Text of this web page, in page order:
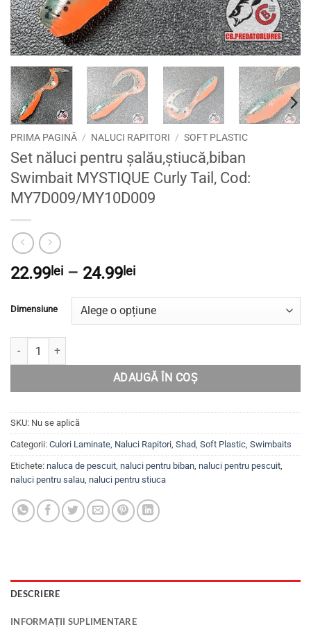
PRIMA PAGINĂ / NALUCI RAPITORI / SOFT PLASTIC
Set năluci pentru șalău,știucă,biban
Swimbait MYSTIQUE Curly Tail, Cod:
MY7D009/MY10D009
22.99lei – 24.99leiInterval
prețuri:
22.99lei
24.99lei
Dimensiune
Cantitate Set năluci pentru șalău,știucă,biban Swimbait MYSTIQUE
ADAUGĂ ÎN COȘ
SKU: Nu se aplică
Categorii: Culori Laminate, Naluci Rapitori, Shad, Soft Plastic, Swimbaits
Etichete: naluca de pescuit, naluci pentru biban, naluci pentru pescuit,
naluci pentru salau, naluci pentru stiuca
DESCRIERE
INFORMAȚII SUPLIMENTARE